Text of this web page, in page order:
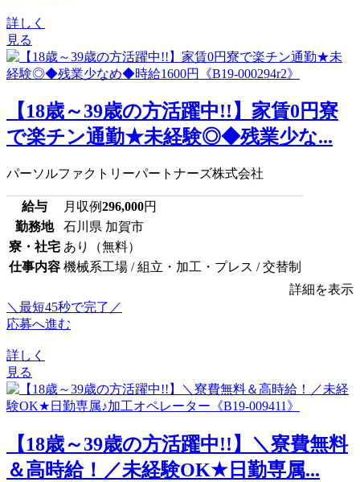
詳しく
見る
【18歳～39歳の方活躍中!!】家賃0円寮
で楽チン通勤★未経験◎◆残業少な...
パーソルファクトリーパートナーズ株式会社
給与 月収例296,000円
勤務地
石川県 加賀市
寮・社宅 あり（無料）
仕事内容 機械系工場 / 組立・加工・プレス / 交替制
詳細を表示
＼最短45秒で完了／
応募へ進む
詳しく
見る
【18歳～39歳の方活躍中!!】＼寮費無料
＆高時給！／未経験OK★日勤専属...